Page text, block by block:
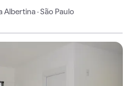
Albertina · São Paulo